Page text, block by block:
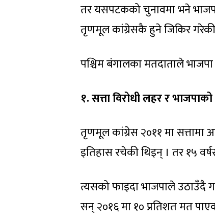
तर यसपटकको चुनावमा भने
तृणमूल कांग्रेसकै हुने जिकिर
पश्चिम बंगालका मतदाताले
१. सत्ता विरोधी लहर र
तृणमूल कांग्रेस २०११ मा सत्तामा
इतिहास रचेकी थिइन् । तर १५
त्यसको फाइदा भाजपाले उठाउँदै
सन् २०१६ मा १० प्रतिशत मत